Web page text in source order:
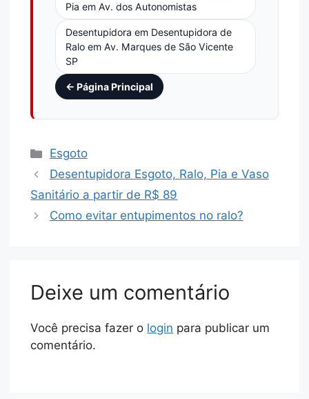
Pia em Av. dos Autonomistas
Desentupidora em Desentupidora de
Ralo em Av. Marques de São Vicente
SP
← Página Principal
Esgoto
Desentupidora Esgoto, Ralo, Pia e Vaso
Sanitário a partir de R$ 89
Como evitar entupimentos no ralo?
Deixe um comentário
Você precisa fazer o login para publicar um
comentário.